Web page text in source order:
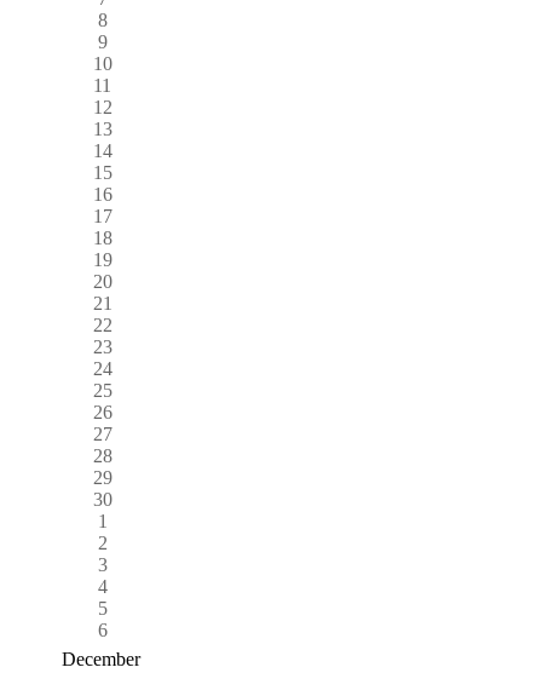
8
9
10
11
12
13
14
15
16
17
18
19
20
21
22
23
24
25
26
27
28
29
30
1
2
3
4
5
6
December